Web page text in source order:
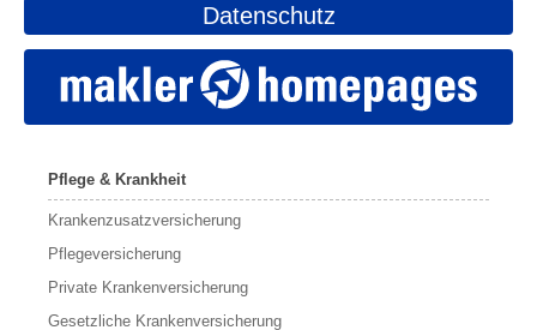
Datenschutz
Pflege & Krankheit
Krankenzusatzversicherung
Pflegeversicherung
Private Krankenversicherung
Gesetzliche Krankenversicherung